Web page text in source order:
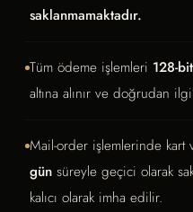
saklanmamaktadır.
Tüm ödeme işlemleri 128-
altına alınır ve doğrudan
Mail-order işlemlerinde
gün süreyle geçici olarak
kalıcı olarak imha edilir.